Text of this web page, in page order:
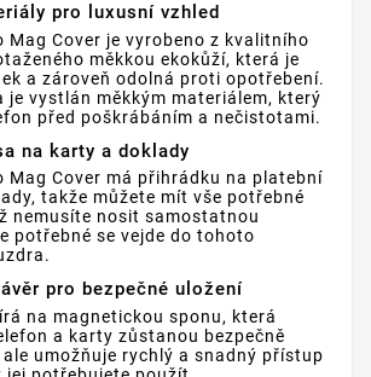
pro luxusní vzhled
Mag Cover je vyrobeno z kvalitního
měkkou ekokůží, která je
a zároveň odolná proti opotřebení.
je vystlán měkkým materiálem, který
před poškrábáním a nečistotami.
na karty a doklady
Mag Cover má přihrádku na platební
takže můžete mít vše potřebné
nemusíte nosit samostatnou
potřebné se vejde do tohoto
pro bezpečné uložení
na magnetickou sponu, která
a karty zůstanou bezpečně
umožňuje rychlý a snadný přístup